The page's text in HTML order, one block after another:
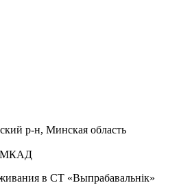
р-н, Минская область
МКАД
в СТ «Выпрабавальнiк»